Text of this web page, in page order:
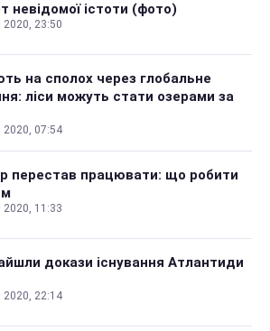
невідомої істоти (фото)
2020, 23:50
на сполох через глобальне
ліси можуть стати озерами за
2020, 07:54
перестав працювати: що робити
11:33
докази існування Атлантиди
2020, 22:14